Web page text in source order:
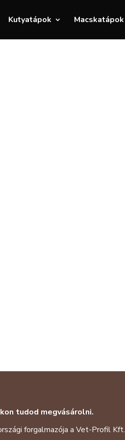
Kutyatápok Macskatápok
tudod megvásárolni.
forgalmazója a Vet-Profil Kft.